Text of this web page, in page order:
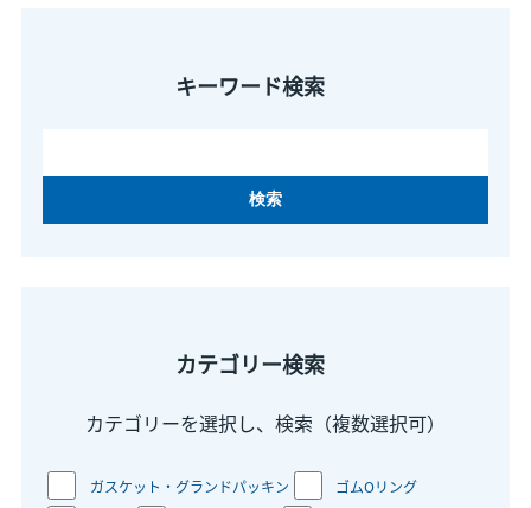
キーワード検索
カテゴリー検索
カテゴリーを選択し、検索（複数選択可）
ガスケット・グランドパッキン
ゴムOリング